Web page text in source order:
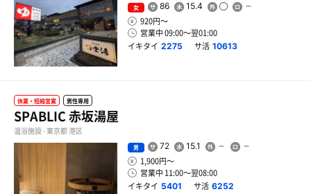
女 86 15.4
920円〜
営業中 09:00〜翌01:00
イキタイ 2275 サ活 10613
休業・短縮営業 男性専用
SPABLIC 赤坂湯屋
温浴施設 - 東京都 港区
男 72 15.1
1,900円〜
営業中 11:00〜翌08:00
イキタイ 5401 サ活 6252